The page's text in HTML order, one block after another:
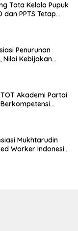
Tata Kelola Pupuk
dan PPTS Tetap
Penurunan
Nilai Kebijakan
Akademi Partai
Mukhtarudin
Worker Indonesia